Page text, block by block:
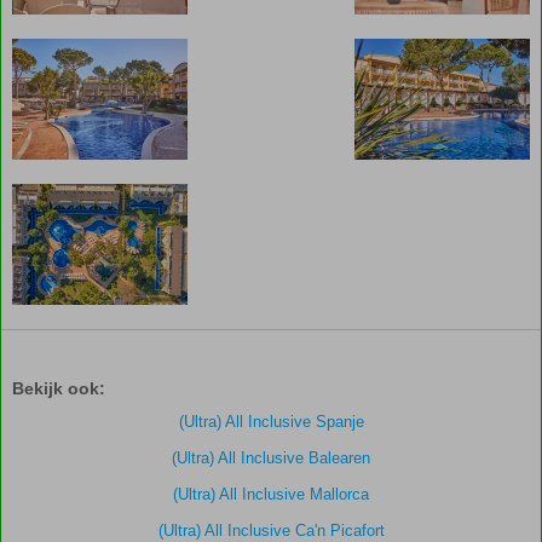
door
Bekijk ook:
(Ultra) All Inclusive Spanje
(Ultra) All Inclusive Balearen
(Ultra) All Inclusive Mallorca
(Ultra) All Inclusive Ca'n Picafort